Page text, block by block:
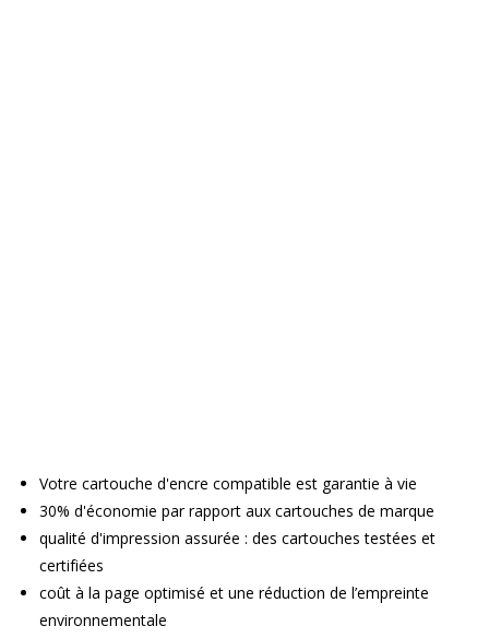
Votre cartouche d'encre compatible est garantie à vie
30% d'économie par rapport aux cartouches de marque
qualité d'impression assurée : des cartouches testées et
certifiées
coût à la page optimisé et une réduction de l’empreinte
environnementale